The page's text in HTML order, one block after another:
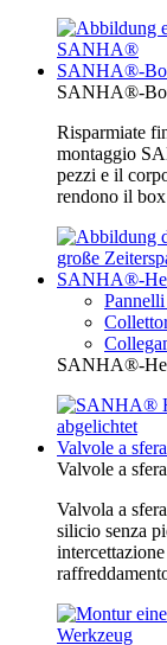
SANHA®-
SANHA®-
Risparmiate
montaggio
pezzi e il
rendono il
SANHA®-
SANHA®-
Valvole a
Valvole a
Valvola a
silicio senza